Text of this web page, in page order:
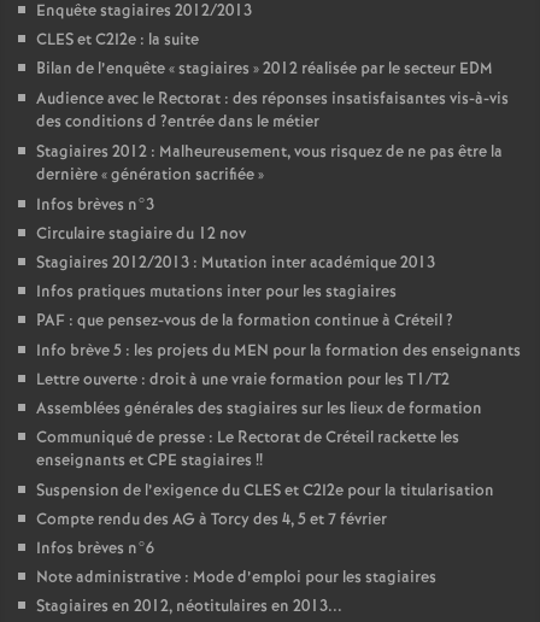
Enquête stagiaires 2012/2013
CLESet C2I2e : la suite
Bilan de l’enquête «stagiaires » 2012 réalisée par le secteur EDM
Audience avec le Rectorat : des réponses insatisfaisantes vis-à-vis
des conditions d ?entrée dans le métier
Stagiaires 2012 : Malheureusement, vous risquez de ne pas être la
dernière «génération sacrifiée»
Infos brèves n°3
Circulaire stagiaire du 12 nov
Stagiaires 2012/2013 : Mutation inter académique 2013
Infos pratiques mutations inter pour les stagiaires
PAF : que pensez-vous de la formation continue à Créteil?
Info brève 5 : les projets du MEN pour la formation des enseignants
Lettre ouverte : droit à une vraie formation pour les T1/T2
Assemblées générales des stagiaires sur les lieux de formation
Communiqué de presse : Le Rectorat de Créteil rackette les
enseignants etCPE stagiaires !!
Suspension de l’exigence duCLESet C2I2e pour la titularisation
Compte rendu des AG à Torcy des 4, 5 et 7 février
Infos brèves n°6
Note administrative : Mode d’emploi pour les stagiaires
Stagiaires en 2012, néotitulaires en 2013...